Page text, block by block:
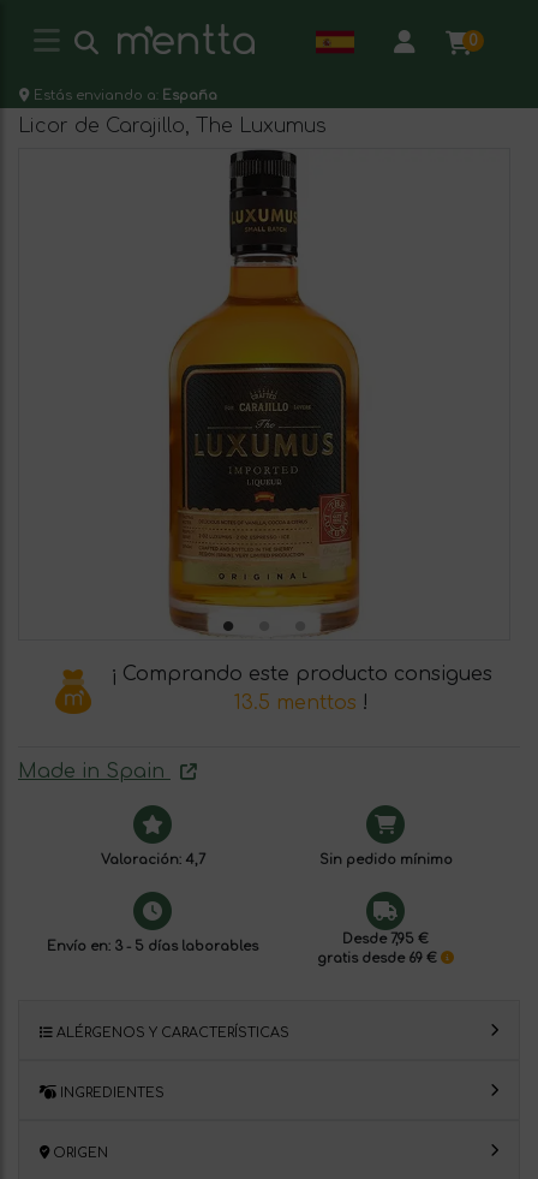
0
Estás enviando a: España
Licor de Carajillo, The Luxumus
¡ Comprando este producto consigues
13.5 menttos !
Made in Spain
Valoración: 4,7 Sin pedido mínimo
Envío en: 3 - 5 días laborables
Desde 7,95 €
gratis desde 69 €
ALÉRGENOS Y CARACTERÍSTICAS
INGREDIENTES
ORIGEN